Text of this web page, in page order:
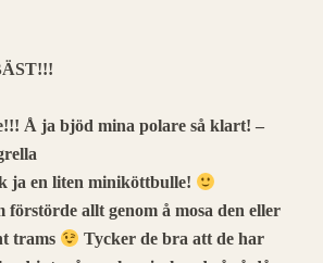
Å ja bjöd mina polare så klart! –
ja en liten miniköttbulle!
förstörde allt genom å mosa den eller
trams
Tycker de bra att de har